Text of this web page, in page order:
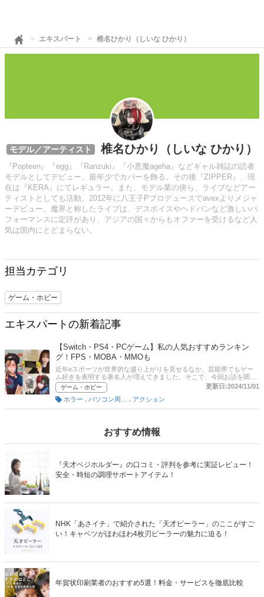
エキスパート 椎名ひかり（しいな ひかり）
モデル／アーティスト 椎名ひかり（しいな ひかり）
『Popteen』『egg』『Ranzuki』『小悪魔ageha』などギャル雑誌の読者
モデルとしてデビュー。最年少でカバーを飾る。その後『ZIPPER』、現
在は『KERA』にてレギュラー。また、モデル業の傍ら、ライブなどアー
ティストとしても活動。2012年に八王子Pプロデュースでavexよりメジャ
ーデビュー。魔界と称したライブは、デスボイスやヘドバンなど激しいパ
フォーマンスに定評があり、アジアの国々からもオファーを受けるなど人
気は国内にとどまらない。
担当カテゴリ
ゲーム・ホビー
エキスパートの新着記事
【Switch・PS4・PCゲーム】私の人気おすすめランキン
グ！FPS・MOBA・MMOも
近年eスポーツが世界的な盛り上がりを見せるなか、芸能界でもゲー
ム好きを表明する著名人が増えてきました。そこで、今回お話を聞い
たのは、なかでもとくにコアなゲームファン3名。ここでは、YouTube
やTwitchなど配信プラットフォームのゲーム実況で人気のアーティス
ト・椎名ひかり、マルチタレント・兎味ペロリナ、YouTuber・ゆっこ
の3名に、ゲームに対する熱い想いを聞いてきました。また、2021年
ゲーム・ホビー
更新日:2024/11/01
ホラー
アクション
おすすめ情報
『天才ベジホルダー』の口コミ・評判を参考に実証レビュー！
安全・時短の調理サポートアイテム！
NHK「あさイチ」で紹介された「天才ピーラー」のここがすご
い！キャベツがほわほわ4枚刃ピーラーの魅力に迫る！
年賀状印刷業者のおすすめ5選！料金・サービスを徹底比較